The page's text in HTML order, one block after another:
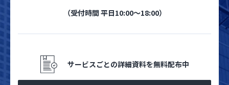
（受付時間 平日10:00～18:00）
サービスごとの詳細資料を無料配布中